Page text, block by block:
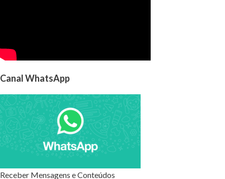
Canal WhatsApp
Receber Mensagens e Conteúdos